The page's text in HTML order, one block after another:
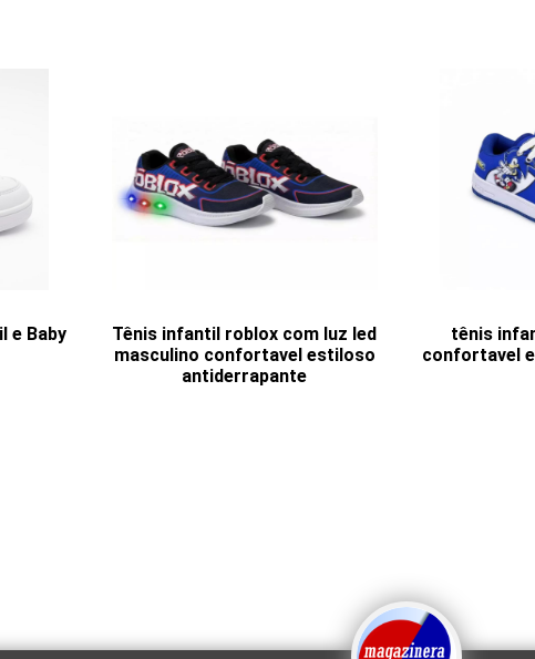
e Baby
Tênis infantil roblox com luz led
masculino confortavel estiloso
antiderrapante
tênis
confortavel